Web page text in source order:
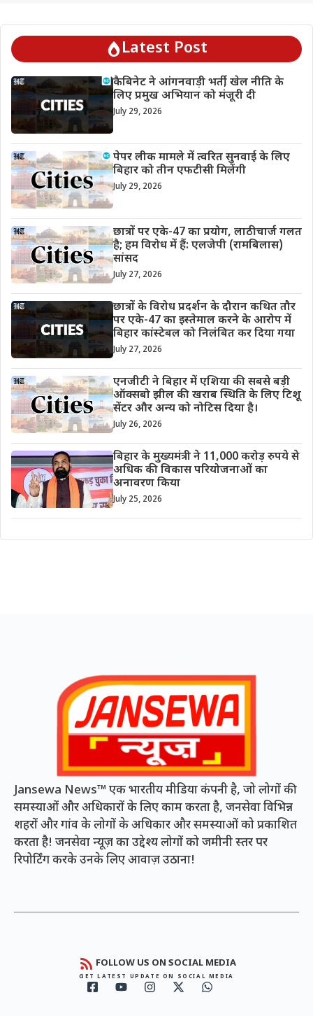
Latest Post
कैबिनेट ने आंगनवाड़ी भर्ती, खेल नीति के
लिए प्रमुख अभियान को मंजूरी दी
July 29, 2026
पेपर लीक मामले में त्वरित सुनवाई के लिए
बिहार को तीन एफटीसी मिलेंगी
July 29, 2026
छात्रों पर एके-47 का प्रयोग, लाठीचार्ज गलत
है; हम विरोध में हैं: एलजेपी (रामबिलास)
सांसद
July 27, 2026
छात्रों के विरोध प्रदर्शन के दौरान कथित तौर
पर एके-47 का इस्तेमाल करने के आरोप में
बिहार कांस्टेबल को निलंबित कर दिया गया
July 27, 2026
एनजीटी ने बिहार में एशिया की सबसे बड़ी
ऑक्सबो झील की खराब स्थिति के लिए टिशू
सेंटर और अन्य को नोटिस दिया है।
July 26, 2026
बिहार के मुख्यमंत्री ने 11,000 करोड़ रुपये से
अधिक की विकास परियोजनाओं का
अनावरण किया
July 25, 2026
Jansewa News™ एक भारतीय मीडिया कंपनी है, जो लोगों की
समस्याओं और अधिकारों के लिए काम करता है, जनसेवा विभिन्न
शहरों और गांव के लोगों के अधिकार और समस्याओं को प्रकाशित
करता है! जनसेवा न्यूज़ का उद्देश्य लोगों को जमीनी स्तर पर
रिपोर्टिंग करके उनके लिए आवाज़ उठाना!
FOLLOW US ON SOCIAL MEDIA
GET LATEST UPDATE ON SOCIAL MEDIA